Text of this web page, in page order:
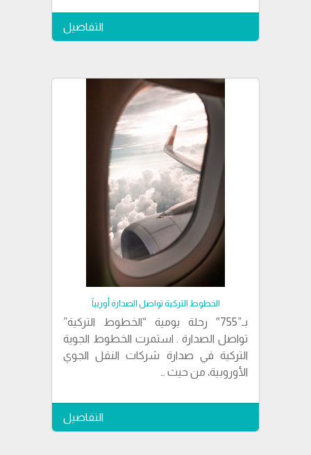
التفاصيل
الخطوط التركية تواصل الصدارة أوربياً
بـ”755″ رحلة يومية “الخطوط التركية”
تواصل الصدارة . استمرت الخطوط الجوية
التركية في صدارة شركات النقل الجوي
الأوروبية، من حيث …
التفاصيل